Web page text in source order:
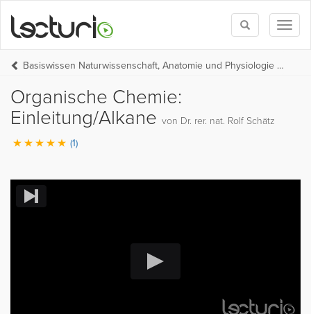
Toggle
search
Basiswissen Naturwissenschaft, Anatomie und Physiologie (UNI-MED-HP Teil 1)
Organische Chemie:
Einleitung/Alkane von Dr. rer. nat. Rolf Schätz
(1)